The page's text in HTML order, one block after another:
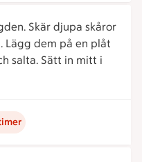
Skär djupa skåror
Lägg dem på en plåt
salta. Sätt in mitt i